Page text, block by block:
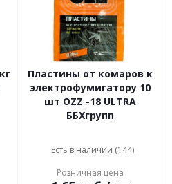
Пластины от комаров к
электрофумигатору 10
шт OZZ -18 ULTRA
ББХгрупп
Есть в наличии (144)
Розничная цена